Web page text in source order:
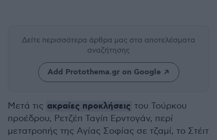
Δείτε περισσότερα άρθρα μας στα αποτελέσματα
αναζήτησης
Add Protothema.gr on Google
Μετά τις ακραίες προκλήσεις του Τούρκου
προέδρου, Ρετζέπ Ταγίπ Ερντογάν, περί
μετατροπής της Αγίας Σοφίας σε τζαμί, το Στέιτ